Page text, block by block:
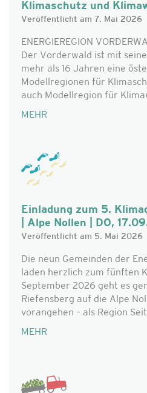
Klimaschutz und
Veröffentlicht am 7. Mai 2026
ENERGIEREGION
Der Vorderwald ist mit
mehr als 16 Jahren eine
Modellregionen für
auch Modellregion für
MEHR
Einladung zum 5.
| Alpe Nollen | DO,
Veröffentlicht am 5. Mai 2026
Die neun Gemeinden der
laden herzlich zum fünften
September 2026 geht es
Riefensberg auf die Alpe
vorangehen – als Region
MEHR